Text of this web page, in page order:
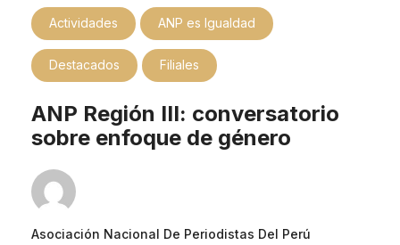
Actividades ANP es Igualdad
Destacados Filiales
ANP Región III: conversatorio
sobre enfoque de género
Asociación Nacional De Periodistas Del Perú